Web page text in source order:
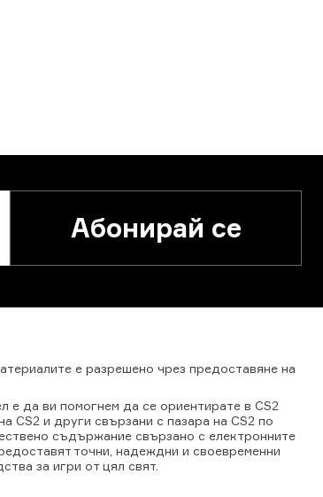
Абонирай се
е разрешено чрез предоставяне на
да ви помогнем да се ориентирате в CS2
CS2 и други свързани с пазара на CS2 по
съдържание свързано с електронните
точни, надеждни и своевременни
за игри от цял свят.